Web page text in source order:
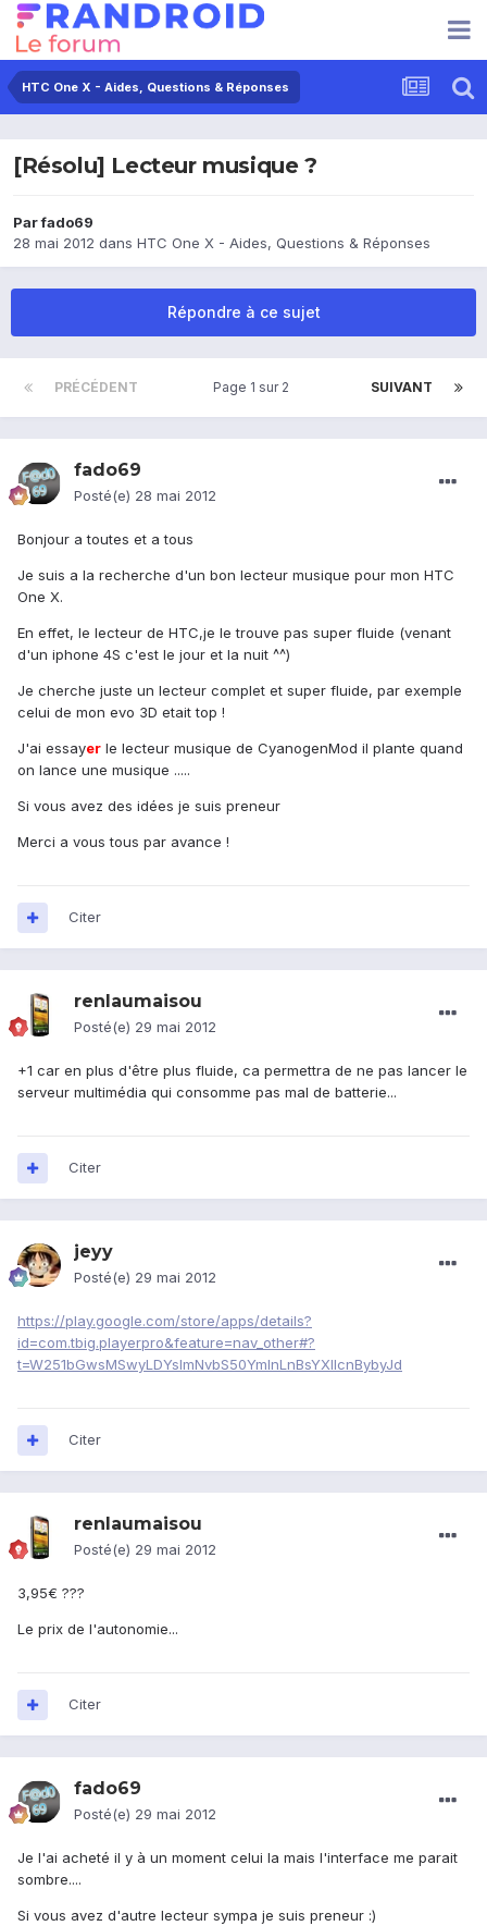
HTC One X - Aides, Questions & Réponses
[Résolu] Lecteur musique ?
Parfado69
28 mai 2012 dans HTC One X - Aides, Questions & Réponses
Répondre à ce sujet
PRÉCÉDENT SUIVANT
Page 1 sur 2
fado69
Posté(e) 28 mai 2012
Bonjour a toutes et a tous
Je suis a la recherche d'un bon lecteur musique pour mon HTC
One X.
En effet, le lecteur de HTC,je le trouve pas super fluide (venant
d'un iphone 4S c'est le jour et la nuit ^^)
Je cherche juste un lecteur complet et super fluide, par exemple
celui de mon evo 3D etait top !
J'ai essayer le lecteur musique de CyanogenMod il plante quand
on lance une musique .....
Si vous avez des idées je suis preneur
Merci a vous tous par avance !
Citer
renlaumaisou
Posté(e) 29 mai 2012
+1 car en plus d'être plus fluide, ca permettra de ne pas lancer le
serveur multimédia qui consomme pas mal de batterie...
Citer
jeyy
Posté(e) 29 mai 2012
https://play.google.com/store/apps/details?
id=com.tbig.playerpro&feature=nav_other#?
t=W251bGwsMSwyLDYsImNvbS50YmlnLnBsYXllcnBybyJd
Citer
renlaumaisou
Posté(e) 29 mai 2012
3,95€ ???
Le prix de l'autonomie...
Citer
fado69
Posté(e) 29 mai 2012
Je l'ai acheté il y à un moment celui la mais l'interface me parait
sombre....
Si vous avez d'autre lecteur sympa je suis preneur :)